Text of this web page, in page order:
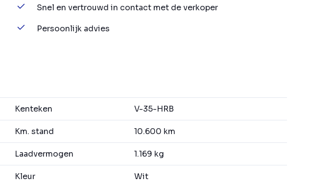
Snel en vertrouwd in contact met de verkoper
Persoonlijk advies
Kenteken V-35-HRB
Km. stand 10.600 km
Laadvermogen 1.169 kg
Kleur Wit